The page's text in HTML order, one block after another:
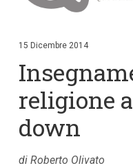
i
i
n
t
e
n
t
15 Dicembre 2014
religione
down
di Roberto Olivato